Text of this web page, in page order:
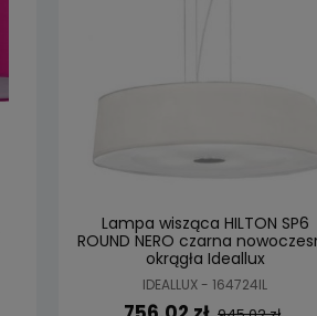
Lampa wisząca HILTON SP6
ROUND NERO czarna
okrągła Ideallux
IDEALLUX - 164724IL